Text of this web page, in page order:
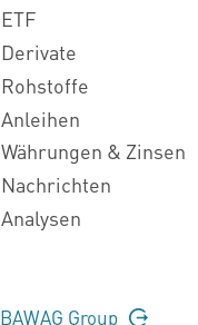
ETF
Derivate
Rohstoffe
Anleihen
Währungen & Zinsen
Nachrichten
Analysen
BAWAG Group